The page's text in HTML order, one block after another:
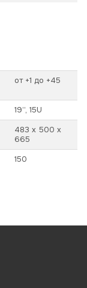
от +1 до +45
19’’, 15U
483 х 500 х
665
150